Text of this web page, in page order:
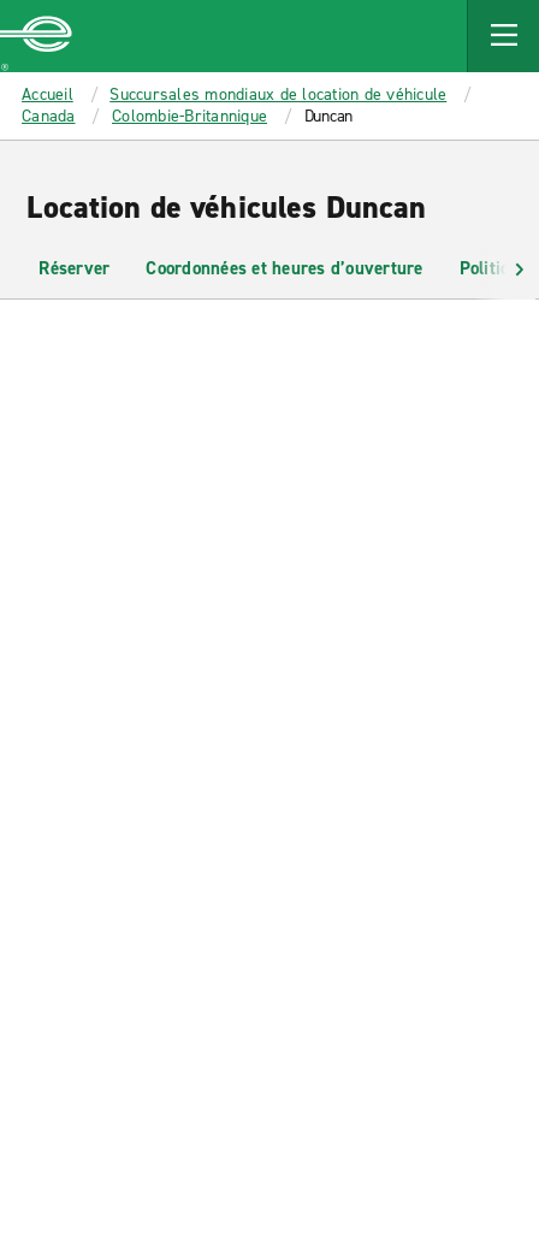
MAIN
CONTENT
Enterprise
Accueil
Succursales mondiaux de location de véhicule
Canada
Colombie-Britannique Duncan
Location de véhicules Duncan
Réserver Coordonnées et heures d’ouverture Politiques